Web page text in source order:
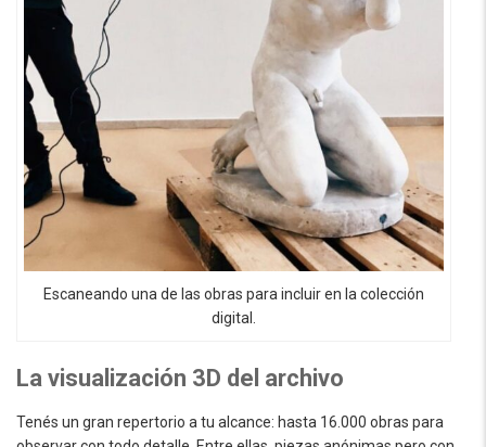
Escaneando una de las obras para incluir en la colección
digital.
La visualización 3D del archivo
Tenés un gran repertorio a tu alcance: hasta 16.000 obras para